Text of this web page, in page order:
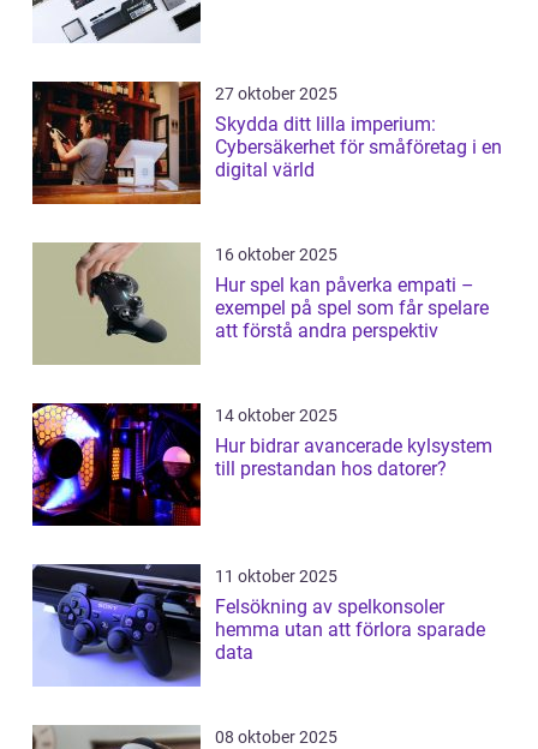
27 oktober 2025
Skydda ditt lilla imperium:
Cybersäkerhet för småföretag i en
digital värld
16 oktober 2025
Hur spel kan påverka empati –
exempel på spel som får spelare
att förstå andra perspektiv
14 oktober 2025
Hur bidrar avancerade kylsystem
till prestandan hos datorer?
11 oktober 2025
Felsökning av spelkonsoler
hemma utan att förlora sparade
data
08 oktober 2025